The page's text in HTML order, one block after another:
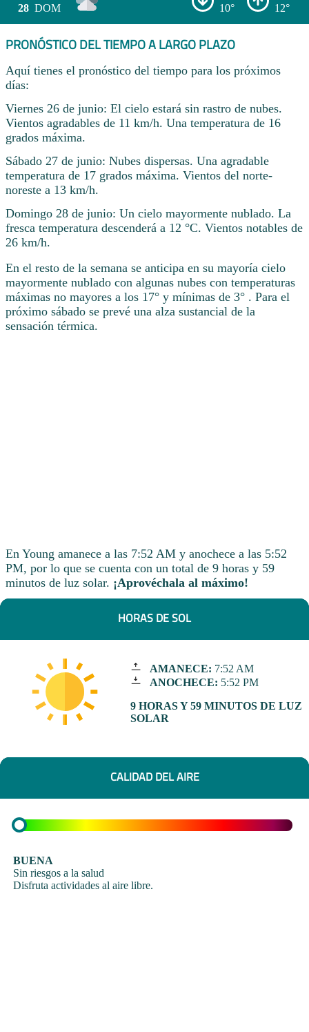
28 DOM 10° 12°
PRONÓSTICO DEL TIEMPO A LARGO PLAZO
Aquí tienes el pronóstico del tiempo para los próximos
días:
Viernes 26 de junio: El cielo estará sin rastro de nubes.
Vientos agradables de 11 km/h. Una temperatura de 16
grados máxima.
Sábado 27 de junio: Nubes dispersas. Una agradable
temperatura de 17 grados máxima. Vientos del norte-
noreste a 13 km/h.
Domingo 28 de junio: Un cielo mayormente nublado. La
fresca temperatura descenderá a 12 °C. Vientos notables de
26 km/h.
En el resto de la semana se anticipa en su mayoría cielo
mayormente nublado con algunas nubes con temperaturas
máximas no mayores a los 17° y mínimas de 3° . Para el
próximo sábado se prevé una alza sustancial de la
sensación térmica.
En Young amanece a las 7:52 AM y anochece a las 5:52
PM, por lo que se cuenta con un total de 9 horas y 59
minutos de luz solar. ¡Aprovéchala al máximo!
HORAS DE SOL
AMANECE: 7:52 AM
ANOCHECE: 5:52 PM
9 HORAS Y 59 MINUTOS DE LUZ
SOLAR
CALIDAD DEL AIRE
BUENA
Sin riesgos a la salud
Disfruta actividades al aire libre.